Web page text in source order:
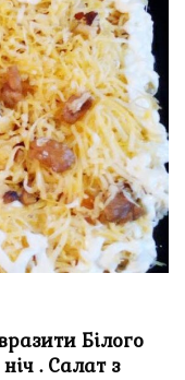
Білого
. Салат з